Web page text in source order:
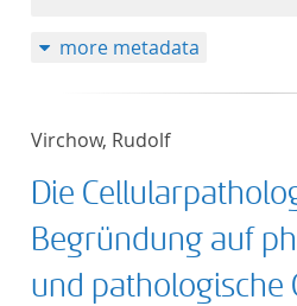
more metadata
Virchow, Rudolf
Die
Begründung auf
und pathologische